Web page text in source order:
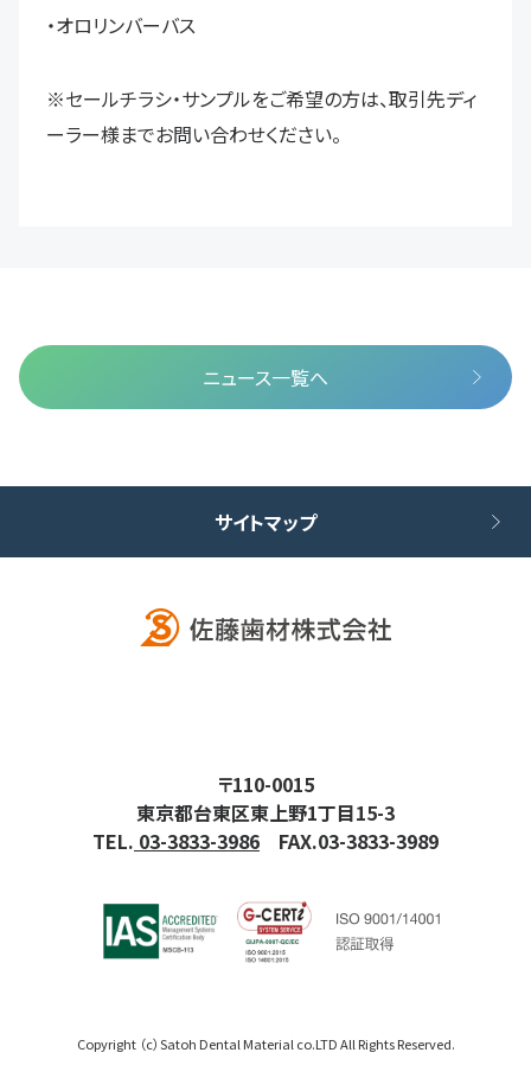
・オロリンバーバス
※セールチラシ・サンプルをご希望の方は、取引先ディ
ーラー様までお問い合わせください。
ニュース一覧へ
サイトマップ
〒110-0015
東京都台東区東上野1丁目15-3
TEL. 03-3833-3986 FAX.03-3833-3989
Copyright （c）Satoh Dental Material co.LTD All Rights Reserved.